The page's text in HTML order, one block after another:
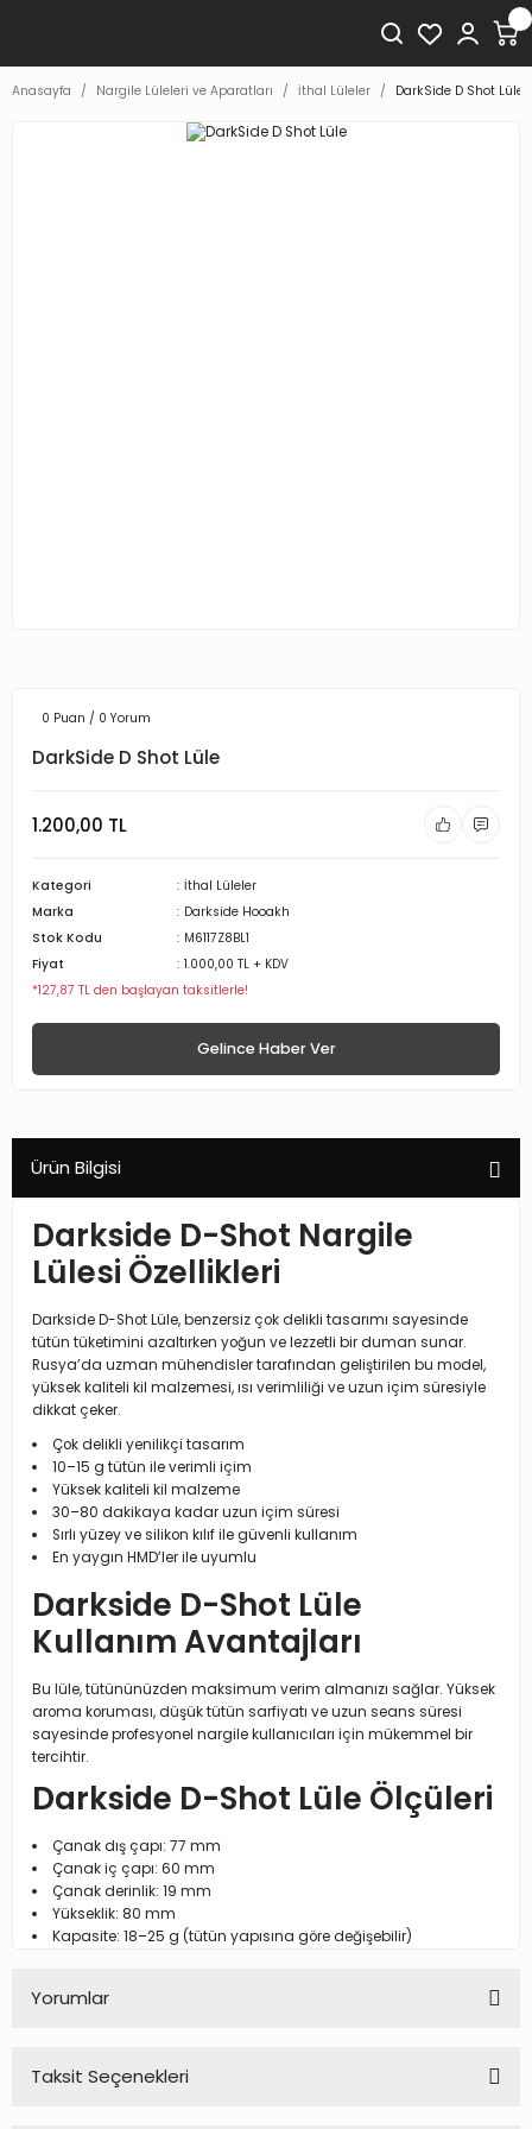
Anasayfa Nargile Lüleleri ve Aparatları İthal Lüleler DarkSide D Shot Lüle
0 Puan / 0 Yorum
DarkSide D Shot Lüle
1.200,00 TL
Kategori
İthal Lüleler
Marka
Darkside Hooakh
Stok Kodu
M6117Z8BL1
Fiyat
1.000,00 TL + KDV
*127,87 TL den başlayan taksitlerle!
Gelince Haber Ver
Ürün Bilgisi
Darkside D-Shot Nargile
Lülesi Özellikleri
Darkside D-Shot Lüle, benzersiz çok delikli tasarımı sayesinde
tütün tüketimini azaltırken yoğun ve lezzetli bir duman sunar.
Rusya’da uzman mühendisler tarafından geliştirilen bu model,
yüksek kaliteli kil malzemesi, ısı verimliliği ve uzun içim süresiyle
dikkat çeker.
Çok delikli yenilikçi tasarım
10–15 g tütün ile verimli içim
Yüksek kaliteli kil malzeme
30–80 dakikaya kadar uzun içim süresi
Sırlı yüzey ve silikon kılıf ile güvenli kullanım
En yaygın HMD’ler ile uyumlu
Darkside D-Shot Lüle
Kullanım Avantajları
Bu lüle, tütününüzden maksimum verim almanızı sağlar. Yüksek
aroma koruması, düşük tütün sarfiyatı ve uzun seans süresi
sayesinde profesyonel nargile kullanıcıları için mükemmel bir
tercihtir.
Darkside D-Shot Lüle Ölçüleri
Çanak dış çapı: 77 mm
Çanak iç çapı: 60 mm
Çanak derinlik: 19 mm
Yükseklik: 80 mm
Kapasite: 18–25 g (tütün yapısına göre değişebilir)
Yorumlar
Taksit Seçenekleri